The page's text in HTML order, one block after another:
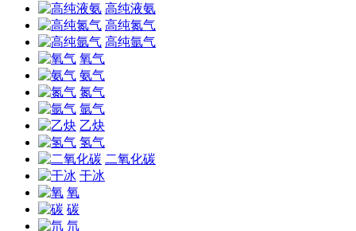
高纯液氨
高纯氮气
高纯氩气
氧气
氨气
氮气
氩气
乙炔
氢气
二氧化碳
干冰
氧
碳
氘